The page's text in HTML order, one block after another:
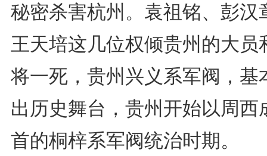
秘密杀害杭州。袁祖铭、彭汉
王天培这几位权倾贵州的大员
将一死，贵州兴义系军阀，基
出历史舞台，贵州开始以周西
首的桐梓系军阀统治时期。